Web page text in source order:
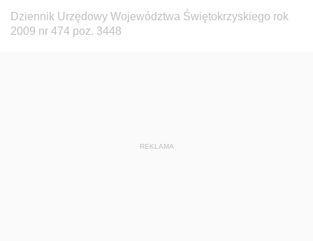
Dziennik Urzędowy Ministra Administracji i Cyfryzacji
Dziennik Urzędowy Głównego Inspektora Ochrony
Dziennik Urzędowy Ministra Budownictwa i Przemysłu
Dziennik Urzędowy Województwa Świętokrzyskiego rok
2009 nr 474 poz. 3448
REKLAMA